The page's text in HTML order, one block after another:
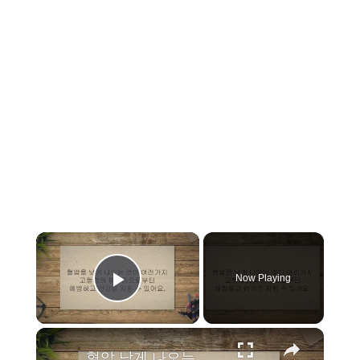
×
Play Video
Now Playing
×